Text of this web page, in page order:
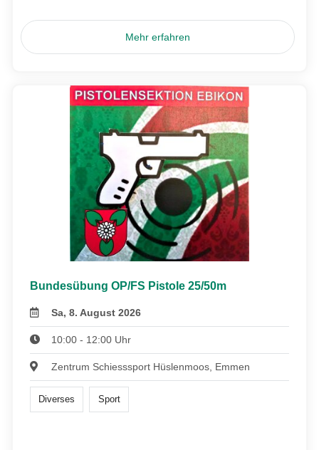
Mehr erfahren
Bundesübung OP/FS Pistole 25/50m
Sa, 8. August 2026
10:00 - 12:00 Uhr
Zentrum Schiesssport Hüslenmoos, Emmen
Diverses Sport